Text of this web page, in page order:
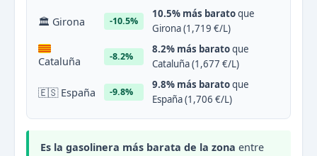
🏛 Girona -10.5%
10.5% más baratoque
Girona (1,719 €/L)
Cataluña -8.2%
8.2% más baratoque
Cataluña (1,677 €/L)
🇪🇸 España -9.8%
9.8% más baratoque
España (1,706 €/L)
Es la gasolinera más barata de la zona entre